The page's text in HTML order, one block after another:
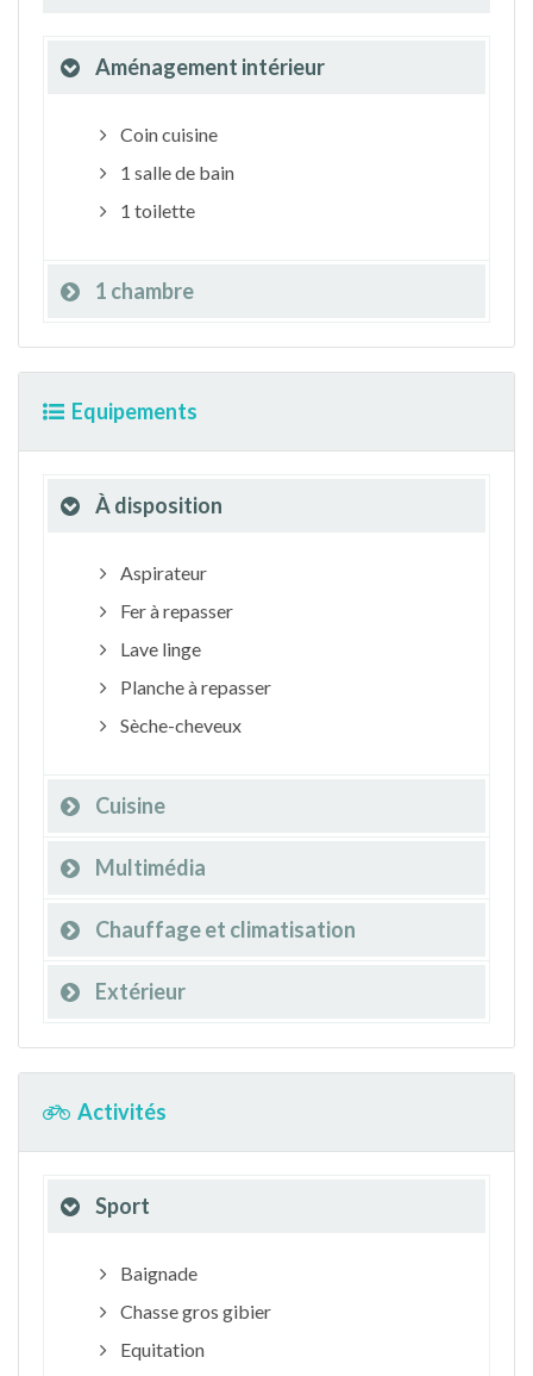
Aménagement intérieur
Coin cuisine
1 salle de bain
1 toilette
1 chambre
Equipements
À disposition
Aspirateur
Fer à repasser
Lave linge
Planche à repasser
Sèche-cheveux
Cuisine
Multimédia
Chauffage et climatisation
Extérieur
Activités
Sport
Baignade
Chasse gros gibier
Equitation